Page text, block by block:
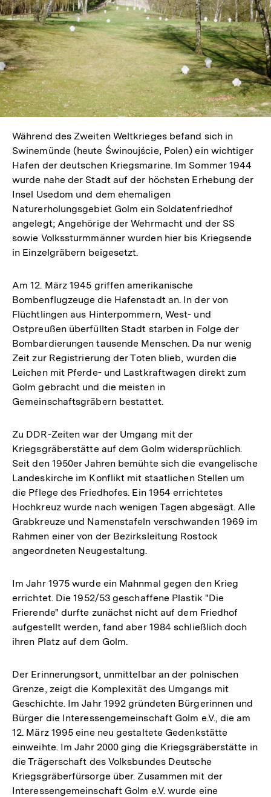
Während des Zweiten Weltkrieges befand sich in
Swinemünde (heute Świnoujście, Polen) ein wichtiger
Hafen der deutschen Kriegsmarine. Im Sommer 1944
wurde nahe der Stadt auf der höchsten Erhebung der
Insel Usedom und dem ehemaligen
Naturerholungsgebiet Golm ein Soldatenfriedhof
angelegt; Angehörige der Wehrmacht und der SS
sowie Volkssturmmänner wurden hier bis Kriegsende
in Einzelgräbern beigesetzt.
Am 12. März 1945 griffen amerikanische
Bombenflugzeuge die Hafenstadt an. In der von
Flüchtlingen aus Hinterpommern, West- und
Ostpreußen überfüllten Stadt starben in Folge der
Bombardierungen tausende Menschen. Da nur wenig
Zeit zur Registrierung der Toten blieb, wurden die
Leichen mit Pferde- und Lastkraftwagen direkt zum
Golm gebracht und die meisten in
Gemeinschaftsgräbern bestattet.
Zu DDR-Zeiten war der Umgang mit der
Kriegsgräberstätte auf dem Golm widersprüchlich.
Seit den 1950er Jahren bemühte sich die evangelische
Landeskirche im Konflikt mit staatlichen Stellen um
die Pflege des Friedhofes. Ein 1954 errichtetes
Hochkreuz wurde nach wenigen Tagen abgesägt. Alle
Grabkreuze und Namenstafeln verschwanden 1969 im
Rahmen einer von der Bezirksleitung Rostock
angeordneten Neugestaltung.
Im Jahr 1975 wurde ein Mahnmal gegen den Krieg
errichtet. Die 1952/53 geschaffene Plastik "Die
Frierende" durfte zunächst nicht auf dem Friedhof
aufgestellt werden, fand aber 1984 schließlich doch
ihren Platz auf dem Golm.
Der Erinnerungsort, unmittelbar an der polnischen
Grenze, zeigt die Komplexität des Umgangs mit
Geschichte. Im Jahr 1992 gründeten Bürgerinnen und
Bürger die Interessengemeinschaft Golm e.V., die am
12. März 1995 eine neu gestaltete Gedenkstätte
einweihte. Im Jahr 2000 ging die Kriegsgräberstätte in
die Trägerschaft des Volksbundes Deutsche
Kriegsgräberfürsorge über. Zusammen mit der
Interessengemeinschaft Golm e.V. wurde eine